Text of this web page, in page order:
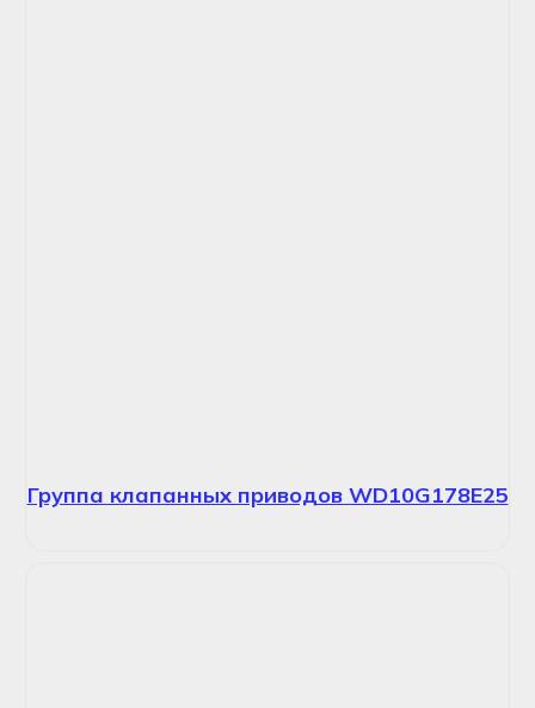
Группа клапанных приводов WD10G178E25